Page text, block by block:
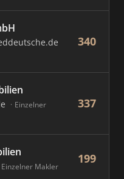
340
Einzelner
337
Einzelner Makler
199